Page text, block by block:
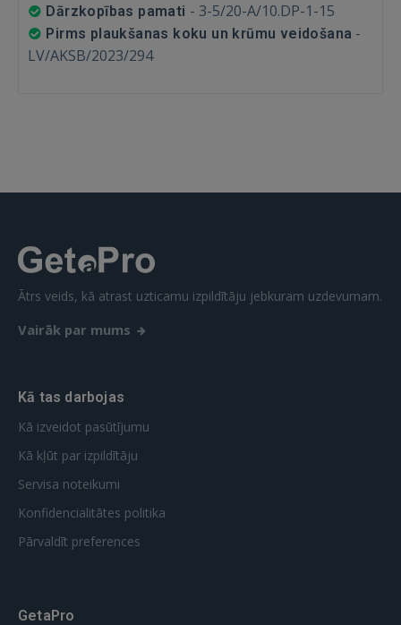
Dārzkopības pamati - 3-5/20-A/10.DP-1-15
Pirms plaukšanas koku un krūmu veidošana -
LV/AKSB/2023/294
Ātrs veids, kā atrast uzticamu izpildītāju jebkuram uzdevumam.
Vairāk par mums
Kā tas darbojas
Kā izveidot pasūtījumu
Kā kļūt par izpildītāju
Servisa noteikumi
Konfidencialitātes politika
Pārvaldīt preferences
GetaPro